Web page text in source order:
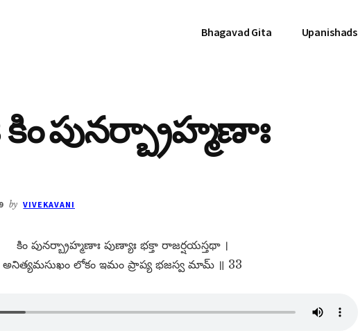
Bhagavad Gita Upanishads
కిం పునర్బ్రాహ్మణాః
by VIVEKAVANI
కిం పునర్బ్రాహ్మణాః పుణ్యాః భక్తా రాజర్షయస్తథా ।
అనిత్యమసుఖం లోకం ఇమం ప్రాప్య భజస్వ మామ్​ ॥ 33